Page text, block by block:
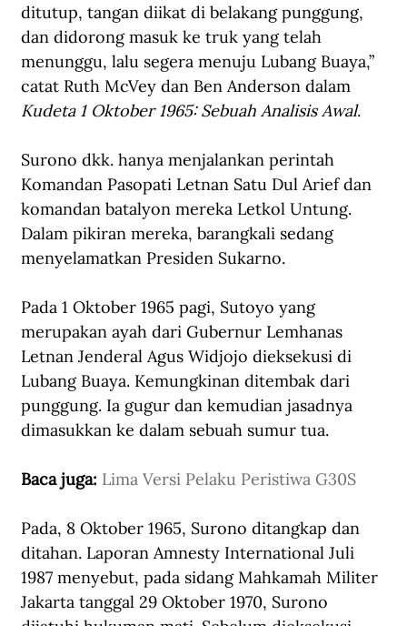
ditutup, tangan diikat di belakang punggung,
dan didorong masuk ke truk yang telah
menunggu, lalu segera menuju Lubang Buaya,”
catat Ruth McVey dan Ben Anderson dalam
Kudeta 1 Oktober 1965: Sebuah Analisis Awal.
Surono dkk. hanya menjalankan perintah
Komandan Pasopati Letnan Satu Dul Arief dan
komandan batalyon mereka Letkol Untung.
Dalam pikiran mereka, barangkali sedang
menyelamatkan Presiden Sukarno.
Pada 1 Oktober 1965 pagi, Sutoyo yang
merupakan ayah dari Gubernur Lemhanas
Letnan Jenderal Agus Widjojo dieksekusi di
Lubang Buaya. Kemungkinan ditembak dari
punggung. Ia gugur dan kemudian jasadnya
dimasukkan ke dalam sebuah sumur tua.
Baca juga: Lima Versi Pelaku Peristiwa G30S
Pada, 8 Oktober 1965, Surono ditangkap dan
ditahan. Laporan Amnesty International Juli
1987 menyebut, pada sidang Mahkamah Militer
Jakarta tanggal 29 Oktober 1970, Surono